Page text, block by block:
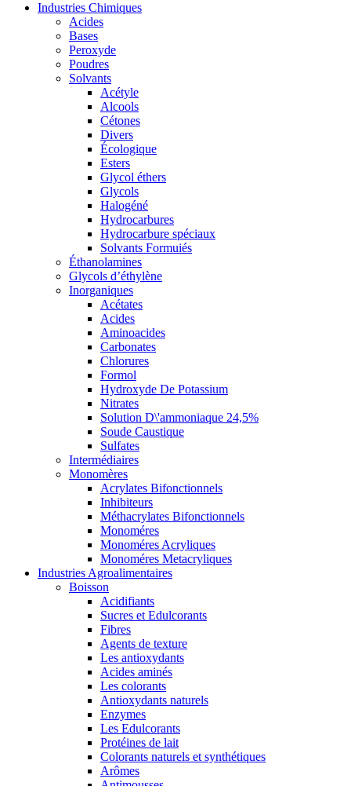
Industries Chimiques
Acides
Bases
Peroxyde
Poudres
Solvants
Acétyle
Alcools
Cétones
Divers
Écologique
Esters
Glycol éthers
Glycols
Halogéné
Hydrocarbures
Hydrocarbure spéciaux
Solvants Formuiés
Éthanolamines
Glycols d’éthylène
Inorganiques
Acétates
Acides
Aminoacides
Carbonates
Chlorures
Formol
Hydroxyde De Potassium
Nitrates
Solution D\'ammoniaque 24,5%
Soude Caustique
Sulfates
Intermédiaires
Monomères
Acrylates Bifonctionnels
Inhibiteurs
Méthacrylates Bifonctionnels
Monoméres
Monoméres Acryliques
Monoméres Metacryliques
Industries Agroalimentaires
Boisson
Acidifiants
Sucres et Edulcorants
Fibres
Agents de texture
Les antioxydants
Acides aminés
Les colorants
Antioxydants naturels
Enzymes
Les Edulcorants
Protéines de lait
Colorants naturels et synthétiques
Arômes